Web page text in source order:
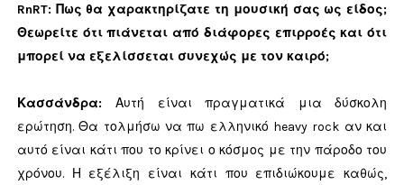
RnRT: Πως θα χαρακτηρίζατε τη μουσική σας ως είδος;
Θεωρείτε ότι πιάνεται από διάφορες επιρροές και ότι
μπορεί να εξελίσσεται συνεχώς με τον καιρό;
Κασσάνδρα:Αυτή είναι πραγματικά μια δύσκολη
ερώτηση. Θα τολμήσω να πω ελληνικό heavy rock αν και
αυτό είναι κάτι που το κρίνει ο κόσμος με την πάροδο του
χρόνου. Η εξέλιξη είναι κάτι που επιδιώκουμε καθώς,